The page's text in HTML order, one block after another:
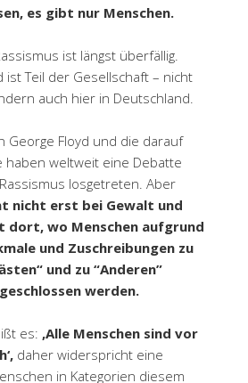
es gibt nur Menschen.
ist längst überfällig.
ist Teil der Gesellschaft – nicht
auch hier in Deutschland.
George Floyd und die darauf
weltweit eine Debatte
losgetreten. Aber
nicht erst bei Gewalt und
dort, wo Menschen aufgrund
und Zuschreibungen zu
und zu “Anderen”
werden.
es: ,Alle Menschen sind vor
daher widerspricht eine
in Kategorien diesem